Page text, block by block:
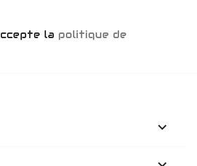
la politique de
